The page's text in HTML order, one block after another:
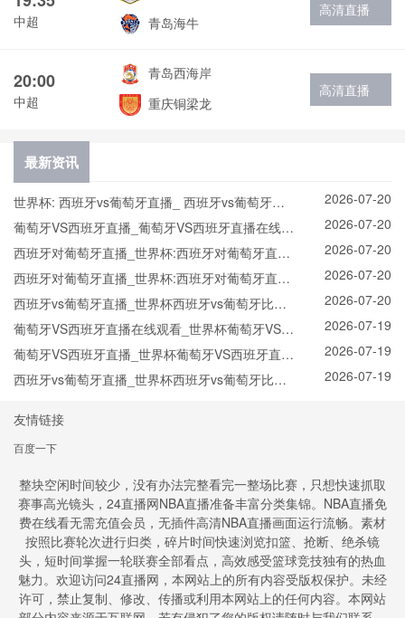
中超
青岛海牛
高清直播
20:00
中超
青岛西海岸
重庆铜梁龙
高清直播
最新资讯
世界杯: 西班牙vs葡萄牙直播_ 西班牙vs葡萄牙在
线直播_ 西班牙vs葡萄牙CCTV5直播入口-24直播
网
2026-07-20
葡萄牙VS西班牙直播_葡萄牙VS西班牙直播在线观
看_葡萄牙VS西班牙实时全场直播入口
2026-07-20
西班牙对葡萄牙直播_世界杯:西班牙对葡萄牙直播
免费观看直播_世界杯西班牙对葡萄牙直播在线观
看高清无插件
2026-07-20
西班牙对葡萄牙直播_世界杯:西班牙对葡萄牙直播
免费观看直播_世界杯西班牙对葡萄牙直播在线观
看高清无插件
2026-07-20
西班牙vs葡萄牙直播_世界杯西班牙vs葡萄牙比赛
直播高清入口_西班牙vs葡萄牙预测分析直播
2026-07-20
葡萄牙VS西班牙直播在线观看_世界杯葡萄牙VS西
班牙直播_葡萄牙VS西班牙比赛观看直达入口
2026-07-19
葡萄牙VS西班牙直播_世界杯葡萄牙VS西班牙直播
_葡萄牙VS西班牙在线高清直播
2026-07-19
西班牙vs葡萄牙直播_世界杯西班牙vs葡萄牙比赛
2026-07-19
友情链接
百度一下
整块空闲时间较少，没有办法完整看完一整场比赛，只想快速抓取
赛事高光镜头，24直播网NBA直播准备丰富分类集锦。NBA直播免
费在线看无需充值会员，无插件高清NBA直播画面运行流畅。素材
按照比赛轮次进行归类，碎片时间快速浏览扣篮、抢断、绝杀镜
头，短时间掌握一轮联赛全部看点，高效感受篮球竞技独有的热血
魅力。欢迎访问24直播网，本网站上的所有内容受版权保护。未经
许可，禁止复制、修改、传播或利用本网站上的任何内容。本网站